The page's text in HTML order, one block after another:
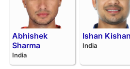
Abhishek
Sharma
India
Ishan Kishan
India